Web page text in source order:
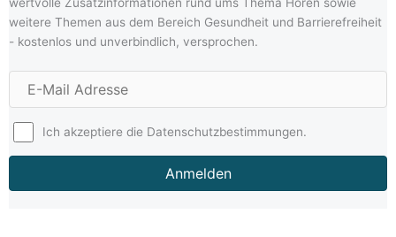
wertvolle Zusatzinformationen rund ums Thema Hören sowie
weitere Themen aus dem Bereich Gesundheit und Barrierefreiheit
- kostenlos und unverbindlich, versprochen.
a
i
Ich akzeptiere die Datenschutzbestimmungen.
Anmelden